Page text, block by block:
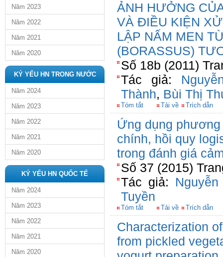
Năm 2023
Năm 2022
Năm 2021
Năm 2020
KỶ YẾU HN TRONG NƯỚC
Năm 2024
Năm 2023
Năm 2022
Năm 2021
Năm 2020
KỶ YẾU HN QUỐC TẾ
Năm 2024
Năm 2023
Năm 2022
Năm 2021
Năm 2020
ẢNH HƯỞNG
VÀ ĐIỀU KIỆN
LẬP NẤM MEN
(BORASSUS)
Số 18b (2011)
Tác giả:
Thành, Bùi Thị
Tóm tắt Tải về Trích dẫn
Ứng dụng
chính, hồi quy
trong đánh giá
Số 37 (2015)
Tác giả:
Tuyền
Tóm tắt Tải về Trích dẫn
Characterization
from pickled